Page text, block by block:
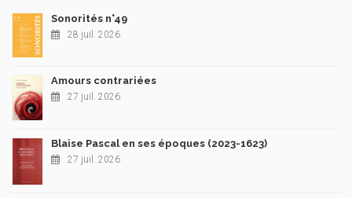
Sonorités n°49
28 juil. 2026
Amours contrariées
27 juil. 2026
Blaise Pascal en ses époques (2023-1623)
27 juil. 2026